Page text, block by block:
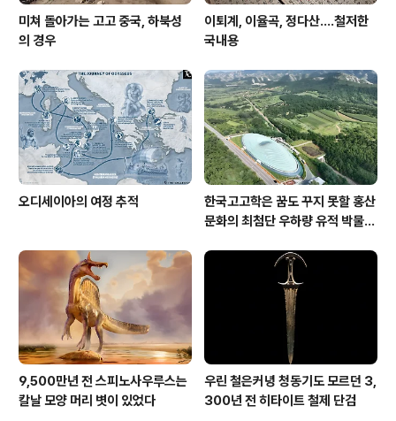
미쳐 돌아가는 고고 중국, 하북성
의 경우
이퇴계, 이율곡, 정다산....철저한
국내용
오디세이아의 여정 추적
한국고고학은 꿈도 꾸지 못할 홍산
문화의 최첨단 우하량 유적 박물관
9,500만년 전 스피노사우루스는
칼날 모양 머리 볏이 있었다
우린 철은커녕 청동기도 모르던 3,
300년 전 히타이트 철제 단검